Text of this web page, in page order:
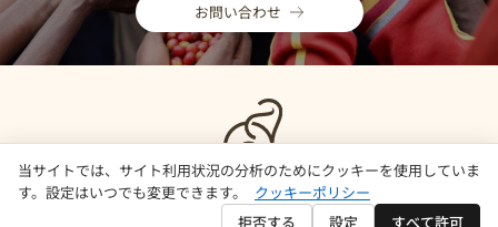
お問い合わせ
当サイトでは、サイト利用状況の分析のためにクッキーを使用していま
す。設定はいつでも変更できます。
クッキーポリシー
拒否する
設定 すべて許可